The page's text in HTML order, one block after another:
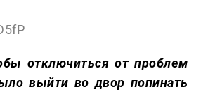
отключиться от проблем
выйти во двор попинать